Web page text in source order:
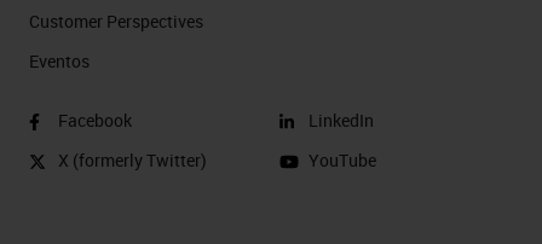
Customer Perspectives​
Eventos
Facebook
X (formerly Twitter)
LinkedIn
YouTube